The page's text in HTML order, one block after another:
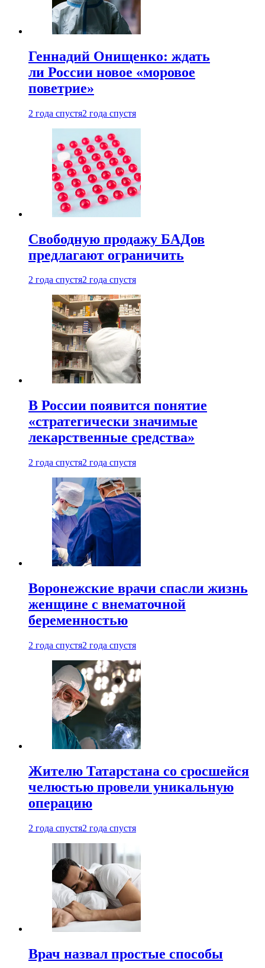
Геннадий Онищенко: ждать
ли России новое «моровое
поветрие»
2 года спустя2 года спустя
Свободную продажу БАДов
предлагают ограничить
2 года спустя2 года спустя
В России появится понятие
«стратегически значимые
лекарственные средства»
2 года спустя2 года спустя
Воронежские врачи спасли жизнь
женщине с внематочной
беременностью
2 года спустя2 года спустя
Жителю Татарстана со сросшейся
челюстью провели уникальную
операцию
2 года спустя2 года спустя
Врач назвал простые способы